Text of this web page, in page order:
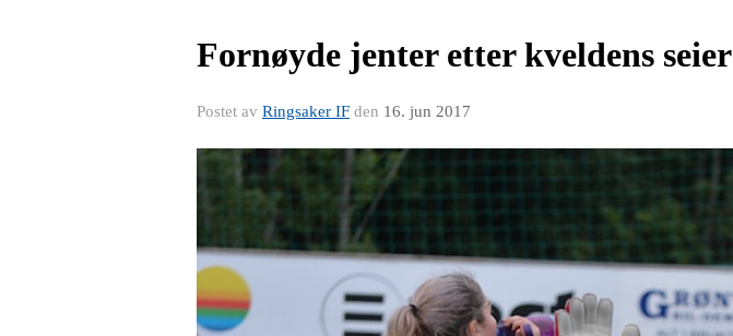
Fornøyde jenter etter kveldens seier
Postet av Ringsaker IF den 16. jun 2017